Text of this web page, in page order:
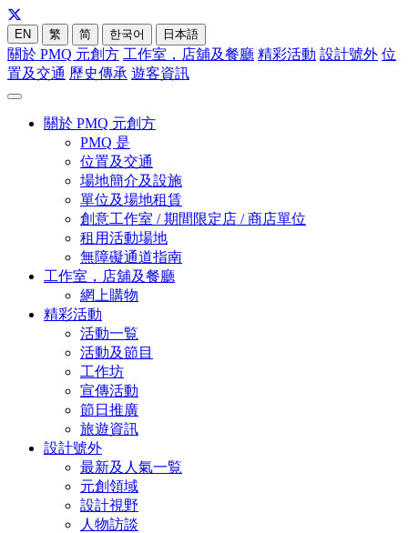
EN 繁 简 한국어 日本語
關於 PMQ 元創方 工作室，店舖及餐廳 精彩活動 設計號外 位
置及交通 歷史傳承 遊客資訊
關於 PMQ 元創方
PMQ 是
位置及交通
場地簡介及設施
單位及場地租賃
創意工作室 / 期間限定店 / 商店單位
租用活動場地
無障礙通道指南
工作室，店舖及餐廳
網上購物
精彩活動
活動一覧
活動及節目
工作坊
宣傳活動
節日推廣
旅遊資訊
設計號外
最新及人氣一覧
元創領域
設計視野
人物訪談